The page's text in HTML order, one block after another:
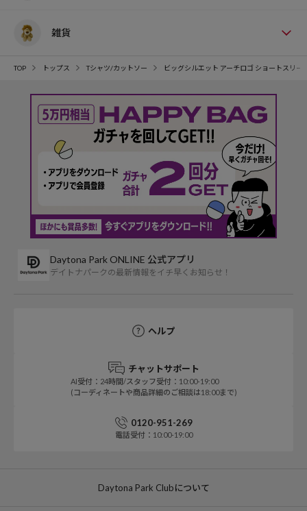
雑貨
TOP トップス Tシャツ/カットソー ビッグシルエット アーチロゴ ショートスリー
Daytona Park ONLINE 公式アプリ
デイトナパークの最新情報をイチ早くお知らせ！
ヘルプ
チャットサポート
AI受付：24時間/スタッフ受付：10:00-19:00
(コーディネートや商品詳細のご相談は18:00まで)
0120-951-269
電話受付：10:00-19:00
Daytona Park Clubについて